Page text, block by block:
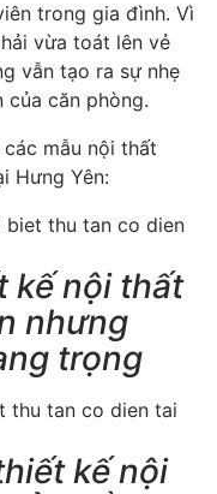
trong gia đình. Vì
vừa toát lên vẻ
vẫn tạo ra sự nhẹ
của căn phòng.
mẫu nội thất
Hưng Yên:
kế nội thất
nhưng
trọng
kế nội